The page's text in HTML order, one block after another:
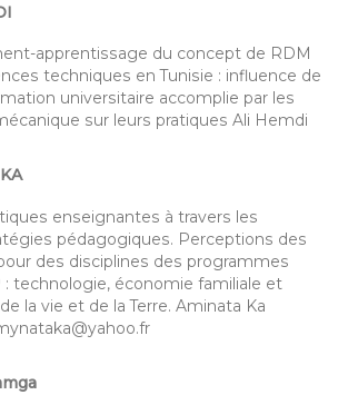
apprentissage du concept de RDM
techniques en Tunisie : influence de
universitaire accomplie par les
sur leurs pratiques Ali Hemdi
enseignantes à travers les
pédagogiques. Perceptions des
des disciplines des programmes
: technologie, économie familiale et
la vie et de la Terre. Aminata Ka